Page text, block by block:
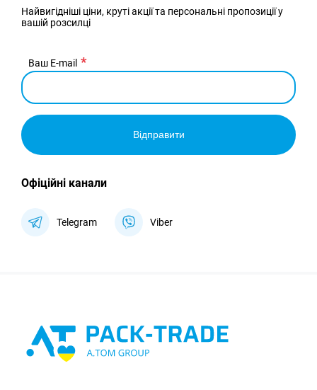
Найвигідніші ціни, круті акції та персональні пропозиції у
вашій розсилці
Ваш E-mail
Відправити
Офіційні канали
Telegram Viber